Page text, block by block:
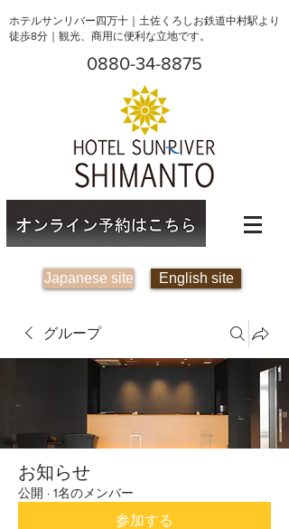
ホテルサンリバー四万十｜土佐くろしお鉄道中村駅より
徒歩8分｜観光、商用に便利な立地です。
0880-34-8875
Japanese site English site
グループ
お知らせ
公開 · 1名のメンバー
参加する